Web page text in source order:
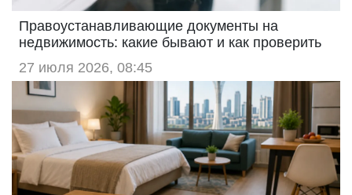
Правоустанавливающие документы на
недвижимость: какие бывают и как проверить
27 июля 2026, 08:45